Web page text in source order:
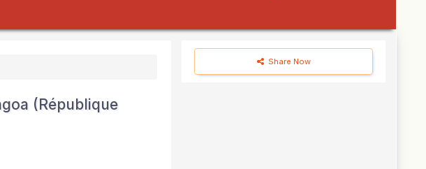
(République
Share Now